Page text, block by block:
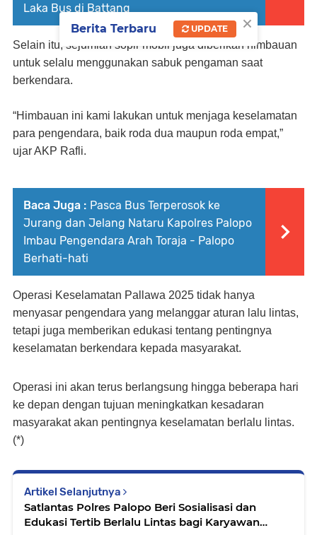
Laka Bus di Battang
Selain itu, sejumlah sopir mobil juga diberikan himbauan
untuk selalu menggunakan sabuk pengaman saat
berkendara.
“Himbauan ini kami lakukan untuk menjaga keselamatan
para pengendara, baik roda dua maupun roda empat,”
ujar AKP Rafli.
Baca Juga : Pasca Bus Terperosok ke
Jurang dan Jelang Nataru Kapolres Palopo
Imbau Pengendara Arah Toraja - Palopo
Berhati-hati
Operasi Keselamatan Pallawa 2025 tidak hanya
menyasar pengendara yang melanggar aturan lalu lintas,
tetapi juga memberikan edukasi tentang pentingnya
keselamatan berkendara kepada masyarakat.
Operasi ini akan terus berlangsung hingga beberapa hari
ke depan dengan tujuan meningkatkan kesadaran
masyarakat akan pentingnya keselamatan berlalu lintas.
(*)
Artikel Selanjutnya
Satlantas Polres Palopo Beri Sosialisasi dan
Edukasi Tertib Berlalu Lintas bagi Karyawan
×
Berita Terbaru UPDATE